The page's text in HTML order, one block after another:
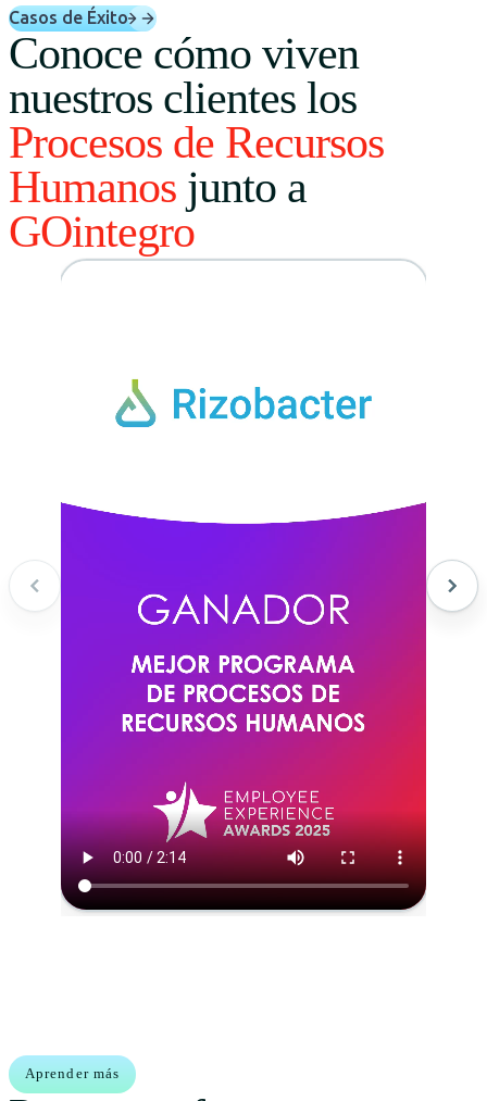
Casos de Éxito
Conoce cómo viven
nuestros clientes los
Procesos de Recursos
Humanos junto a
GOintegro
Aprender más